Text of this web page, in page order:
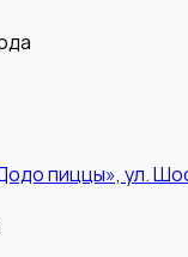
пиццы», ул.